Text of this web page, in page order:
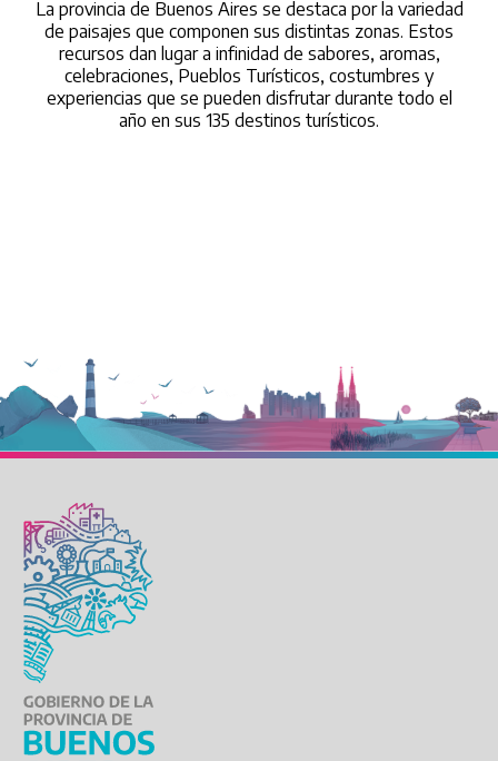
La provincia de Buenos Aires se destaca por la variedad
de paisajes que componen sus distintas zonas. Estos
recursos dan lugar a infinidad de sabores, aromas,
celebraciones, Pueblos Turísticos, costumbres y
experiencias que se pueden disfrutar durante todo el
año en sus 135 destinos turísticos.